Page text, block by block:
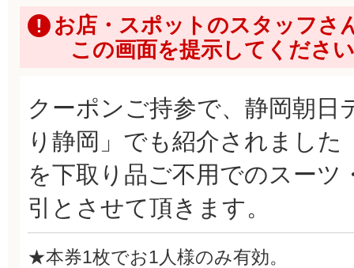
お店・スポットのスタッフさ
この画面を提示してください
クーポンご持参で、静岡朝日
り静岡」でも紹介されました
を下取り品ご不用でのスーツ
引とさせて頂きます。
★本券1枚でお1人様のみ有効。